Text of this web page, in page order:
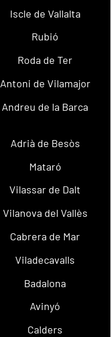
Iscle de Vallalta
Rubió
Roda de Ter
Antoni de Vilamajor
Andreu de la Barca
Adrià de Besòs
Mataró
Vilassar de Dalt
Vilanova del Vallès
Cabrera de Mar
Viladecavalls
Badalona
Avinyó
Calders